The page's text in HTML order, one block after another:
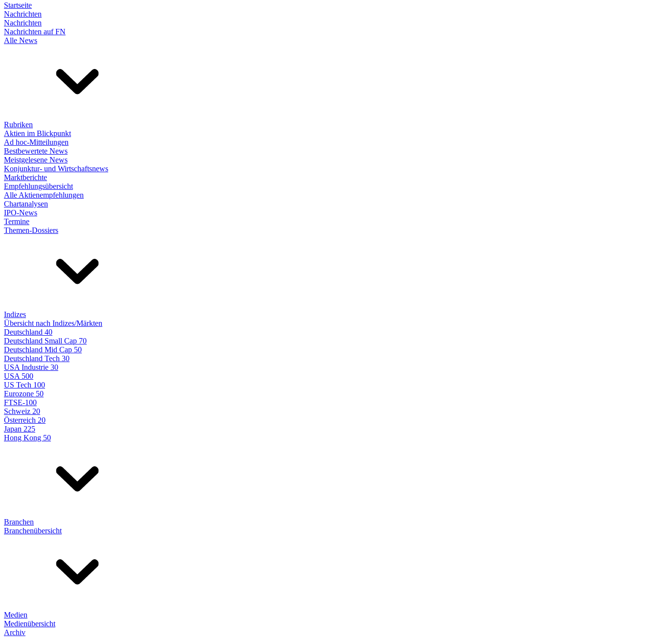
Startseite
Nachrichten
Nachrichten
Nachrichten auf FN
Alle News
Rubriken
Aktien im Blickpunkt
Ad hoc-Mitteilungen
Bestbewertete News
Meistgelesene News
Konjunktur- und Wirtschaftsnews
Marktberichte
Empfehlungsübersicht
Alle Aktienempfehlungen
Chartanalysen
IPO-News
Termine
Themen-Dossiers
Indizes
Übersicht nach Indizes/Märkten
Deutschland 40
Deutschland Small Cap 70
Deutschland Mid Cap 50
Deutschland Tech 30
USA Industrie 30
USA 500
US Tech 100
Eurozone 50
FTSE-100
Schweiz 20
Österreich 20
Japan 225
Hong Kong 50
Branchen
Branchenübersicht
Medien
Medienübersicht
Archiv